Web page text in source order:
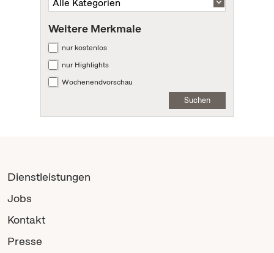
Weitere Merkmale
nur kostenlos
nur Highlights
Wochenendvorschau
Suchen
Dienstleistungen
Jobs
Kontakt
Presse